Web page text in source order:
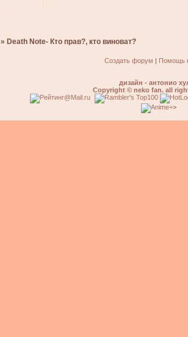
»Death Note- Кто прав?, кто виноват?
Создать форум Помощь
дизайн - антонио
Copyright © neko fan. all
>